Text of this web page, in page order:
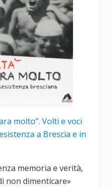
molto”. Volti e voci
a Brescia e in
memoria e verità,
non dimenticare»